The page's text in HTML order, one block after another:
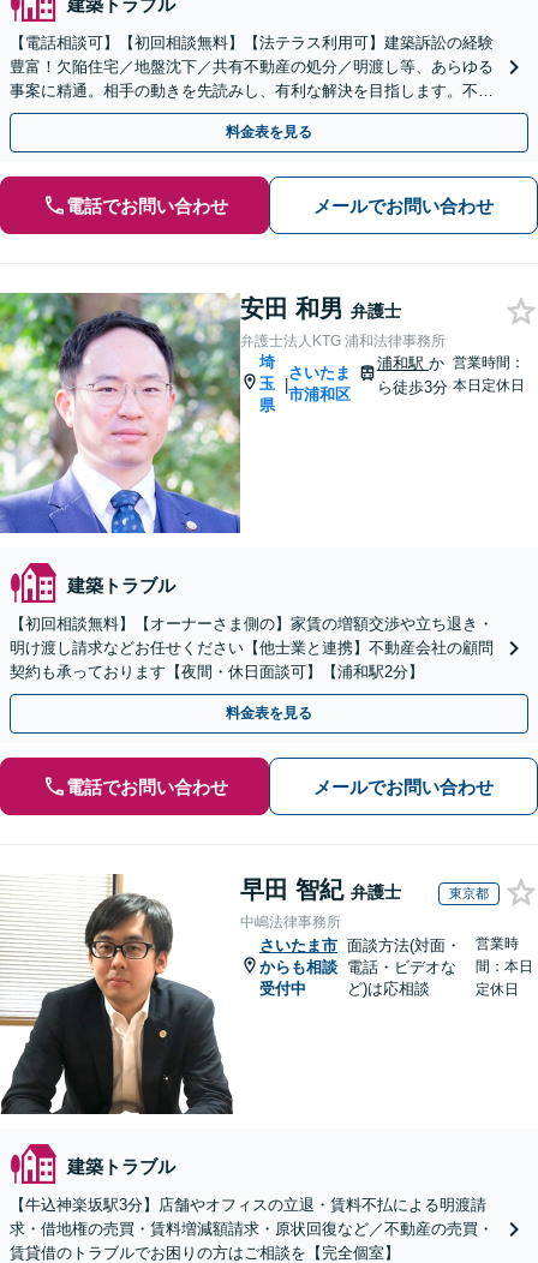
【電話相談可】【初回相談無料】【法テラス利用可】建築訴訟の経験
豊富！欠陥住宅／地盤沈下／共有不動産の処分／明渡し等、あらゆる
事案に精通。相手の動きを先読みし、有利な解決を目指します。不動
産会社の顧問契約もお任せ【完全個室】【大宮駅3分】
料金表を見る
電話でお問い合わせ メールでお問い合わせ
安田 和男 弁護士
弁護士法人KTG 浦和法律事務所
埼
玉
県
|
さいたま
市浦和区
浦和駅 か
ら徒歩3分
営業時間：
本日定休日
建築トラブル
【初回相談無料】【オーナーさま側の】家賃の増額交渉や立ち退き・
明け渡し請求などお任せください【他士業と連携】不動産会社の顧問
契約も承っております【夜間・休日面談可】【浦和駅2分】
料金表を見る
電話でお問い合わせ メールでお問い合わせ
早田 智紀 弁護士 東京都
中嶋法律事務所
さいたま市
からも相談
受付中
面談方法(対面・
電話・ビデオな
ど)は応相談
営業時
間：本日
定休日
建築トラブル
【牛込神楽坂駅3分】店舗やオフィスの立退・賃料不払による明渡請
求・借地権の売買・賃料増減額請求・原状回復など／不動産の売買・
賃貸借のトラブルでお困りの方はご相談を【完全個室】